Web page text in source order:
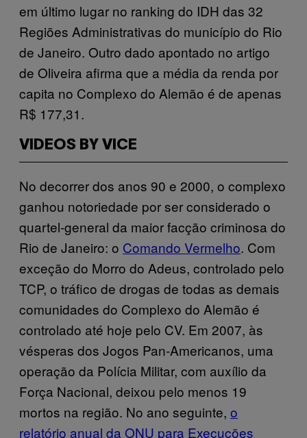
em último lugar no ranking do IDH das 32
Regiões Administrativas do município do Rio
de Janeiro. Outro dado apontado no artigo
de Oliveira afirma que a média da renda por
capita no Complexo do Alemão é de apenas
R$ 177,31.
VIDEOS BY VICE
No decorrer dos anos 90 e 2000, o complexo
ganhou notoriedade por ser considerado o
quartel-general da maior facção criminosa do
Rio de Janeiro: o Comando Vermelho. Com
exceção do Morro do Adeus, controlado pelo
TCP, o tráfico de drogas de todas as demais
comunidades do Complexo do Alemão é
controlado até hoje pelo CV. Em 2007, às
vésperas dos Jogos Pan-Americanos, uma
operação da Polícia Militar, com auxílio da
Força Nacional, deixou pelo menos 19
mortos na região. No ano seguinte, o
relatório anual da ONU para Execuções